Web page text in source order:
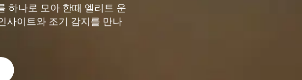
하나로 모아 한때 엘리트 운
사이트와 조기 감지를 만나